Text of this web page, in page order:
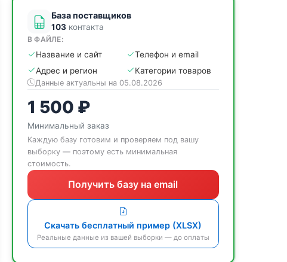
База поставщиков
103контакта
В ФАЙЛЕ:
Название и сайт
Телефон и email
Адрес и регион
Категории товаров
Данные актуальны на 05.08.2026
1 500 ₽
Минимальный заказ
Каждую базу готовим и проверяем под вашу
выборку — поэтому есть минимальная
стоимость.
Получить базу на email
Скачать бесплатный пример (XLSX)
Реальные данные из вашей выборки — до оплаты